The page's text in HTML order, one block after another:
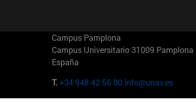
Campus Pamplona
Campus Universitario 31009 Pamplona
España
T.+34 948 42 56 00 info@unav.es